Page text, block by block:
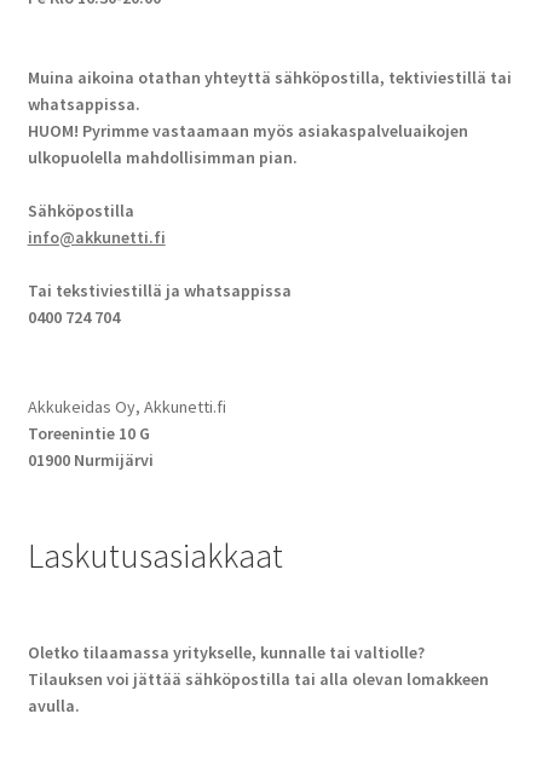
Muina aikoina otathan yhteyttä sähköpostilla, tektiviestillä tai
whatsappissa.
HUOM! Pyrimme vastaamaan myös asiakaspalveluaikojen
ulkopuolella mahdollisimman pian.
Sähköpostilla
info@akkunetti.fi
Tai tekstiviestillä ja whatsappissa
0400 724 704
Akkukeidas Oy, Akkunetti.fi
Toreenintie 10 G
01900 Nurmijärvi
Laskutusasiakkaat
Oletko tilaamassa yritykselle, kunnalle tai valtiolle?
Tilauksen voi jättää sähköpostilla tai alla olevan lomakkeen
avulla.